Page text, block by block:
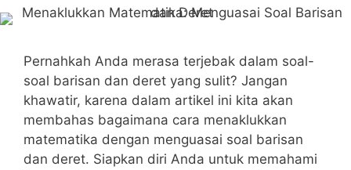
Pernahkah Anda merasa ‍terjebak dalam soal-
soal barisan dan deret yang sulit? Jangan
khawatir, karena dalam ‍artikel ​ini kita akan
membahas bagaimana cara menaklukkan
matematika dengan menguasai soal barisan
⁣dan deret. Siapkan ‌diri Anda untuk memahami